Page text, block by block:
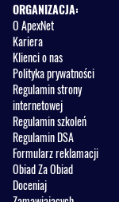
na platformie e-
obowiązek
zrealizować
zamówieniach za
danych w
ORGANIZACJA:
O ApexNet
Kariera
Klienci o nas
Polityka prywatności
Regulamin strony
internetowej
Regulamin szkoleń
Regulamin DSA
Formularz reklamacji
Obiad Za Obiad
Doceniaj